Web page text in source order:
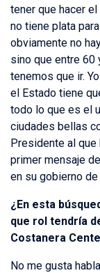
tener que hacer
no tiene plata
obviamente no
sino que entre 60
tenemos que ir.
el Estado tiene
todo lo que es el
ciudades bellas
Presidente al que
primer mensaje
en su gobierno
¿En esta
que rol tendría
Costanera
No me gusta